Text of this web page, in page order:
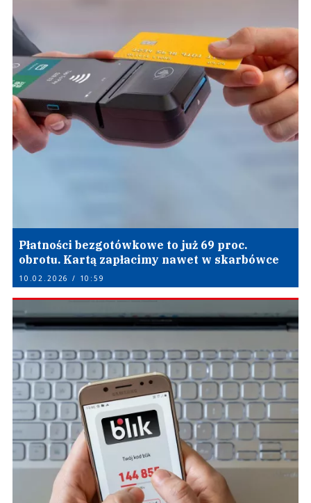
Płatności bezgotówkowe to już 69 proc.
obrotu. Kartą zapłacimy nawet w skarbówce
10.02.2026 / 10:59